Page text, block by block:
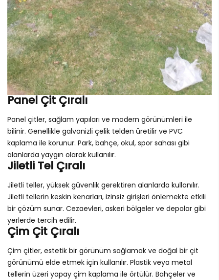
Panel Çit Çıralı
Panel çitler, sağlam yapıları ve modern görünümleri ile
bilinir. Genellikle galvanizli çelik telden üretilir ve PVC
kaplama ile korunur. Park, bahçe, okul, spor sahası gibi
alanlarda yaygın olarak kullanılır.
Jiletli Tel Çıralı
Jiletli teller, yüksek güvenlik gerektiren alanlarda kullanılır.
Jiletli tellerin keskin kenarları, izinsiz girişleri önlemekte etkili
bir çözüm sunar. Cezaevleri, askeri bölgeler ve depolar gibi
yerlerde tercih edilir.
Çim Çit Çıralı
Çim çitler, estetik bir görünüm sağlamak ve doğal bir çit
görünümü elde etmek için kullanılır. Plastik veya metal
tellerin üzeri yapay çim kaplama ile örtülür. Bahçeler ve